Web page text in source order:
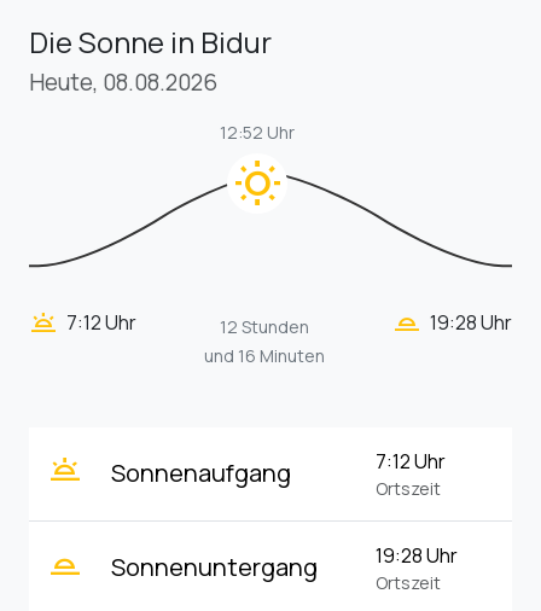
Die Sonne in Bidur
Heute, 08.08.2026
wb_sunny
12:52 Uhr
wb_twilight 7:12 Uhr
12 Stunden
und 16 Minuten
wb_twilight_2 19:28 Uhr
wb_twilight Sonnenaufgang 7:12 Uhr
Ortszeit
wb_twilight_2 Sonnenuntergang 19:28 Uhr
Ortszeit